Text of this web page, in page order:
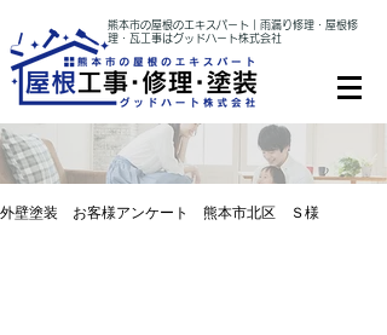
熊本市の屋根のエキスパート｜雨漏り修理・屋根修
理・瓦工事はグッドハート株式会社
外壁塗装 お客様アンケート 熊本市北区 Ｓ様